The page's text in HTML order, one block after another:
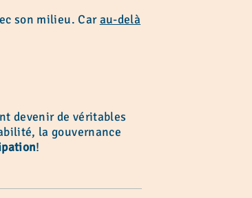
son milieu. Carau-delà
devenir de véritables
la gouvernance
!